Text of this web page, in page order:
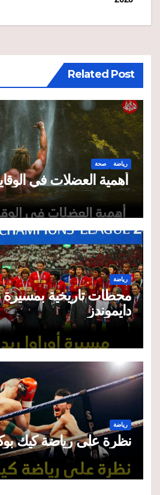
Related Post
رياضة صحة
أهمية العضلات في
رياضة
محطات تاريخية بمسيرة
دايموندز
رياضة
نظرة على رياضة كيك